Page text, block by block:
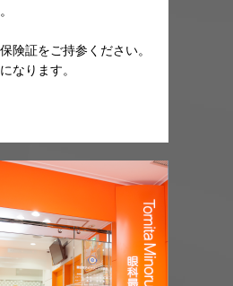
険証をご持参ください。
なります。